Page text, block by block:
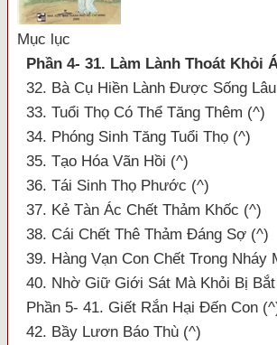
Mục lục
Phần 4- 31. Làm Lành Thoát Khỏi
32. Bà Cụ Hiền Lành Được Sống
33. Tuổi Thọ Có Thể Tăng Thêm (^)
34. Phóng Sinh Tăng Tuổi Thọ (^)
35. Tạo Hóa Vãn Hồi (^)
36. Tái Sinh Thọ Phước (^)
37. Kẻ Tàn Ác Chết Thảm Khốc (^)
38. Cái Chết Thê Thảm Đáng Sợ (^)
39. Hàng Vạn Con Chết Trong Nháy
40. Nhờ Giữ Giới Sát Mà Khỏi Bị
Phần 5- 41. Giết Rắn Hại Đến Con
42. Bầy Lươn Báo Thù (^)